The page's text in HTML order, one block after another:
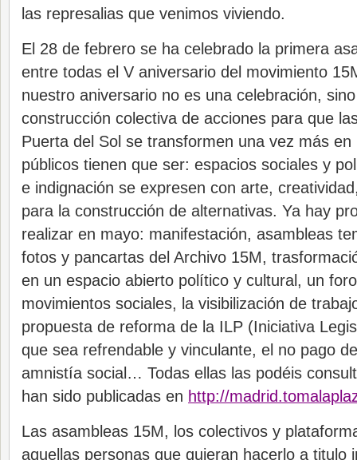
las represalias que venimos viviendo.
El 28 de febrero se ha celebrado la primera
entre todas el V aniversario del movimiento
nuestro aniversario no es una celebración,
construcción colectiva de acciones para que
Puerta del Sol se transformen una vez más en
públicos tienen que ser: espacios sociales y
e indignación se expresen con arte,
para la construcción de alternativas. Ya hay
realizar en mayo: manifestación, asambleas
fotos y pancartas del Archivo 15M,
en un espacio abierto político y cultural, un
movimientos sociales, la visibilización de
propuesta de reforma de la ILP (Iniciativa
que sea refrendable y vinculante, el no pago
amnistía social… Todas ellas las podéis
han sido publicadas en http://
Las asambleas 15M, los colectivos y
aquellas personas que quieran hacerlo a titulo